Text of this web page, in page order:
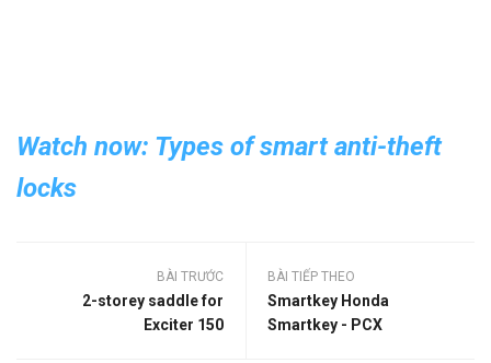
Watch now: Types of smart anti-theft
locks
BÀI TRƯỚC
2-storey saddle for
Exciter 150
BÀI TIẾP THEO
Smartkey Honda
Smartkey - PCX